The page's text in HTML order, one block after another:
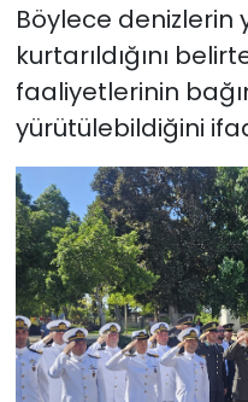
Böylece denizlerin
kurtarıldığını
faaliyetlerinin
yürütülebildiğini